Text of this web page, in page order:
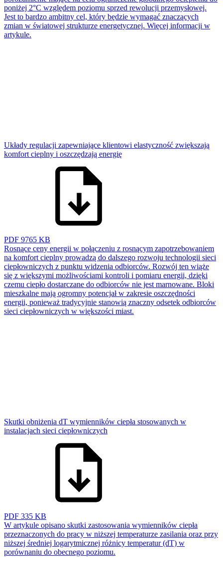
poniżej 2°C względem poziomu sprzed rewolucji przemysłowej.
Jest to bardzo ambitny cel, który będzie wymagać znaczących
zmian w światowej strukturze energetycznej. Więcej informacji w
artykule.
Układy regulacji zapewniające klientowi elastyczność zwiększają
komfort cieplny i oszczędzają energię
PDF 9765 KB
Rosnące ceny energii w połączeniu z rosnącym zapotrzebowaniem
na komfort cieplny prowadzą do dalszego rozwoju technologii sieci
ciepłowniczych z punktu widzenia odbiorców. Rozwój ten wiąże
się z większymi możliwościami kontroli i pomiaru energii, dzięki
czemu ciepło dostarczane do odbiorców nie jest marnowane. Bloki
mieszkalne mają ogromny potencjał w zakresie oszczędności
energii, ponieważ tradycyjnie stanowią znaczny odsetek odbiorców
sieci ciepłowniczych w większości miast.
Skutki obniżenia dT wymienników ciepła stosowanych w
instalacjach sieci ciepłowniczych
PDF 335 KB
W artykule opisano skutki zastosowania wymienników ciepła
przeznaczonych do pracy w niższej temperaturze zasilania oraz przy
niższej średniej logarytmicznej różnicy temperatur (dT) w
porównaniu do obecnego poziomu.